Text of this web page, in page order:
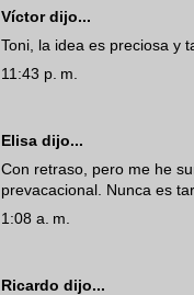
Víctordijo...
Toni, la idea es preciosa y
11:43 p. m.
Elisa dijo...
Con retraso, pero me he
prevacacional. Nunca es
1:08 a. m.
Ricardo dijo...